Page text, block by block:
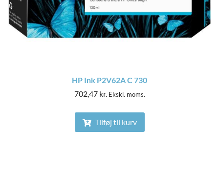
HP Ink P2V62A C 730
702,47 kr. Ekskl. moms.
Tilføj til kurv